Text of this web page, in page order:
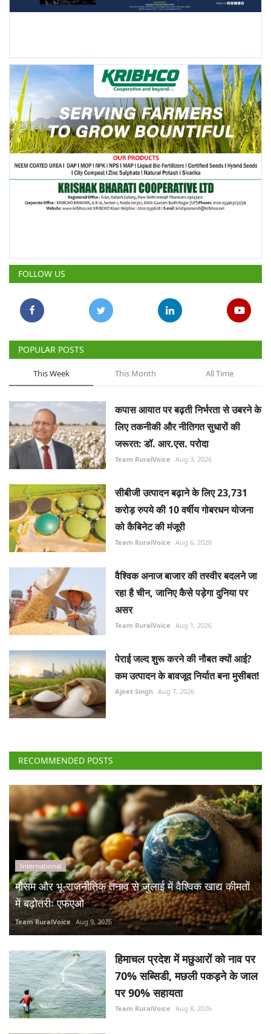
FOLLOW US
POPULAR POSTS
This Week This Month All Time
कपास आयात पर बढ़ती निर्भरता से उबरने के
लिए तकनीकी और नीतिगत सुधारों की
जरूरत: डॉ. आर.एस. परोदा
Team RuralVoice Aug 3, 2026
सीबीजी उत्पादन बढ़ाने के लिए 23,731
करोड़ रुपये की 10 वर्षीय गोबरधन योजना
को कैबिनेट की मंजूरी
Team RuralVoice Aug 6, 2026
वैश्विक अनाज बाजार की तस्वीर बदलने जा
रहा है चीन, जानिए कैसे पड़ेगा दुनिया पर
असर
Team RuralVoice Aug 1, 2026
पेराई जल्द शुरू करने की नौबत क्यों आई?
कम उत्पादन के बावजूद निर्यात बना मुसीबत!
Ajeet Singh Aug 7, 2026
RECOMMENDED POSTS
International
मौसम और भू-राजनीतिक तनाव से जुलाई में वैश्विक खाद्य कीमतों
में बढ़ोतरीः एफएओ
Team RuralVoice Aug 9, 2026
हिमाचल प्रदेश में मछुआरों को नाव पर
70% सब्सिडी, मछली पकड़ने के जाल
पर 90% सहायता
Team RuralVoice Aug 8, 2026